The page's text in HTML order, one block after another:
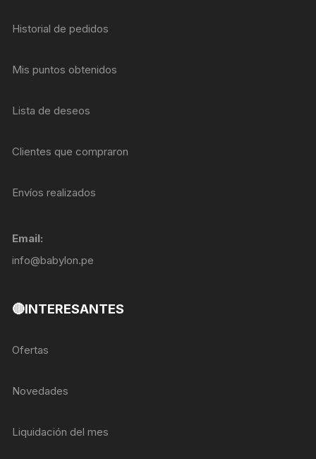
Historial de pedidos
Mis puntos obtenidos
Lista de deseos
Clientes que compraron
Envíos realizados
Email:
info@babylon.pe
🔴INTERESANTES
Ofertas
Novedades
Liquidación del mes